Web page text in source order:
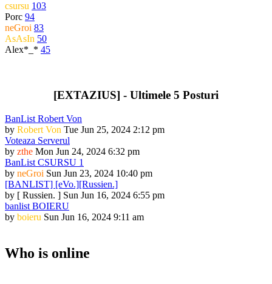
csursu 103
Porc 94
neGroi 83
AsAsIn 50
Alex*_* 45
[EXTAZIUS] - Ultimele 5 Posturi
BanList Robert Von
by Robert Von Tue Jun 25, 2024 2:12 pm
Voteaza Serverul
by zthe Mon Jun 24, 2024 6:32 pm
BanList CSURSU 1
by neGroi Sun Jun 23, 2024 10:40 pm
[BANLIST] [eVo.][Russien.]
by [ Russien. ] Sun Jun 16, 2024 6:55 pm
banlist BOIERU
by boieru Sun Jun 16, 2024 9:11 am
Who is online